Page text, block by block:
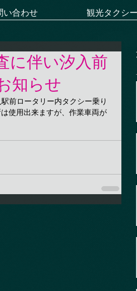
い合わせ 観光タクシー
に伴い汐入前
知らせ
前ロータリー内タクシー乗り
使用出来ますが、作業車両が